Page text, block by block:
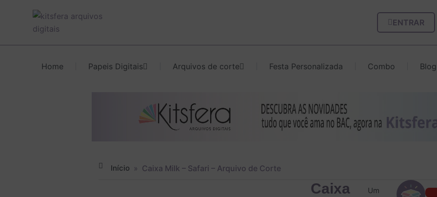
conteúdo
ENTRAR
Home Papeis Digitais Arquivos de corte Festa Personalizada Combo
Início » Caixa Milk – Safari – Arquivo de Corte
Caixa
Um